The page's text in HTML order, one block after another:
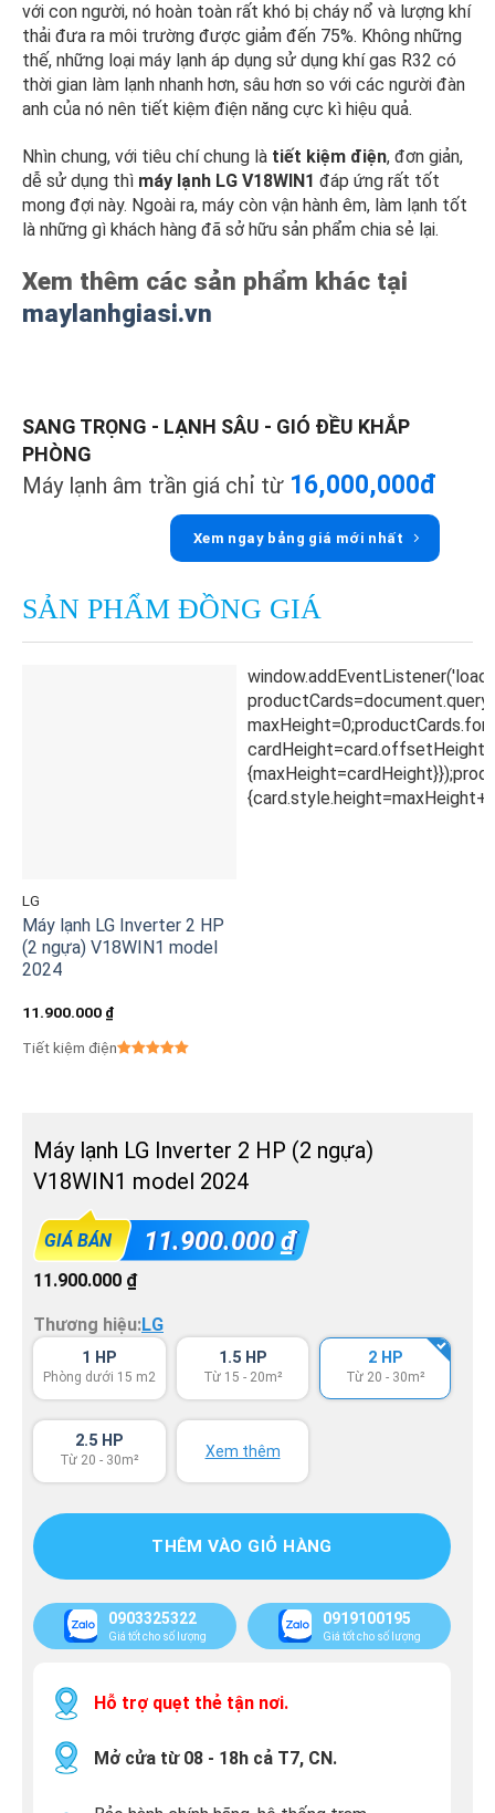
với con người, nó hoàn toàn rất khó bị cháy nổ và lượng khí
thải đưa ra môi trường được giảm đến 75%. Không những
thế, những loại máy lạnh áp dụng sử dụng khí gas R32 có
thời gian làm lạnh nhanh hơn, sâu hơn so với các người đàn
anh của nó nên tiết kiệm điện năng cực kì hiệu quả.
Nhìn chung, với tiêu chí chung là tiết kiệm điện, đơn giản,
dễ sử dụng thì máy lạnh LG V18WIN1 đáp ứng rất tốt
mong đợi này. Ngoài ra, máy còn vận hành êm, làm lạnh tốt
là những gì khách hàng đã sở hữu sản phẩm chia sẻ lại.
Xem thêm các sản phẩm khác tại
maylanhgiasi.vn
SANG TRỌNG - LẠNH SÂU - GIÓ ĐỀU KHẮP
PHÒNG
Máy lạnh âm trần giá chỉ từ 16,000,000đ
Xem ngay bảng giá mới nhất
SẢN PHẨM ĐỒNG GIÁ
LG
Máy lạnh LG Inverter 2 HP
(2 ngựa) V18WIN1 model
2024
11.900.000 ₫
Tiết kiệm điện
Máy lạnh LG Inverter 2 HP (2 ngựa)
V18WIN1 model 2024
GIÁ BÁN 11.900.000₫
11.900.000 ₫
Thương hiệu:LG
1 HP
Phòng dưới 15 m2
1.5 HP
Từ 15 - 20m²
2 HP
Từ 20 - 30m²
2.5 HP
Từ 20 - 30m²
Xem thêm
THÊM VÀO GIỎ HÀNG
0903325322
Giá tốt cho số lượng
0919100195
Giá tốt cho số lượng
Hỗ trợ quẹt thẻ tận nơi.
Mở cửa từ 08 - 18h cả T7, CN.